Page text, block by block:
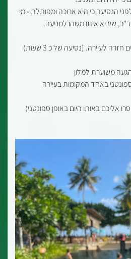
הנסיעה כי היא ארוכה ומפותלת - מי
שיביא איתו משהו למניעה.
באחד המקומות בעיירה